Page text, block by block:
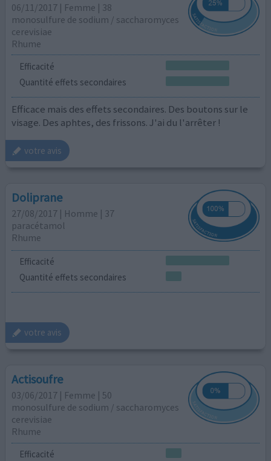
06/11/2017 | Femme | 38
monosulfure de sodium / saccharomyces
cerevisiae
Rhume
Efficacité
Quantité effets secondaires
Efficace mais des effets secondaires. Des boutons sur le
visage. Des aphtes, des frissons. J'ai du l'arrêter !
votre avis
Doliprane
27/08/2017 | Homme | 37
paracétamol
Rhume
Efficacité
Quantité effets secondaires
votre avis
Actisoufre
03/06/2017 | Femme | 50
monosulfure de sodium / saccharomyces
cerevisiae
Rhume
Efficacité